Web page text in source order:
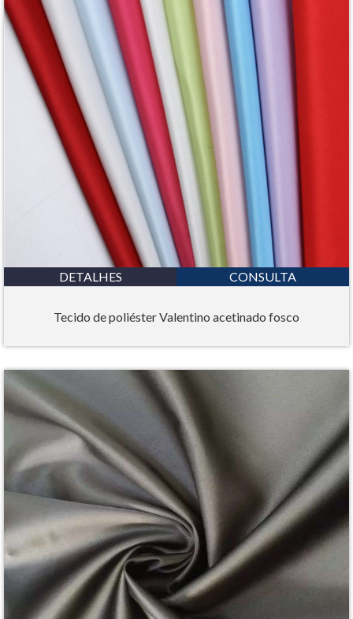
DETALHES CONSULTA
Tecido de poliéster Valentino acetinado fosco